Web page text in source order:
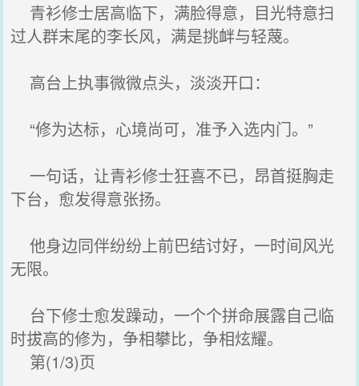
青衫修士居高临下，满脸得意，目光特意扫
过人群末尾的李长风，满是挑衅与轻蔑。
高台上执事微微点头，淡淡开口：
“修为达标，心境尚可，准予入选内门。”
一句话，让青衫修士狂喜不已，昂首挺胸走
下台，愈发得意张扬。
他身边同伴纷纷上前巴结讨好，一时间风光
无限。
台下修士愈发躁动，一个个拼命展露自己临
时拔高的修为，争相攀比，争相炫耀。
第(1/3)页